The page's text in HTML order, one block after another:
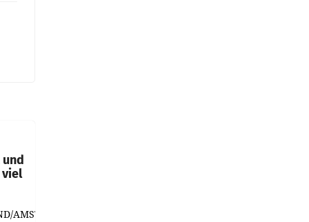
und
viel
AMSTERDAM.